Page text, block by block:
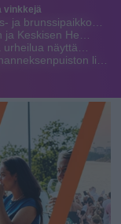
vinkkejä
ja brunssipaikko…
ja Keskisen He…
urheilua näyttä…
li…